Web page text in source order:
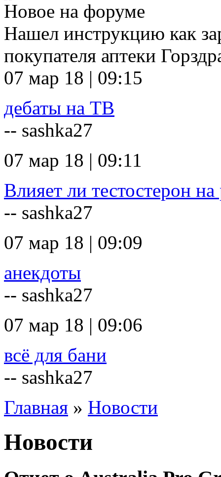
Новое на форуме
Нашел инструкцию как
покупателя аптеки
07 мар 18 | 09:15
дебаты на ТВ
-- sashka27
07 мар 18 | 09:11
Влияет ли тестостерон на
-- sashka27
07 мар 18 | 09:09
анекдоты
-- sashka27
07 мар 18 | 09:06
всё для бани
-- sashka27
Главная » Новости
Новости